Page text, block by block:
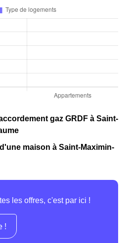
gaz GRDF à Saint-
maison à Saint-Maximin-